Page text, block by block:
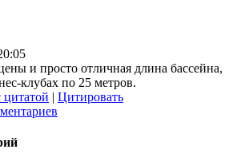
и просто отличная длина бассейна,
клубах по 25 метров.
цитатой | Цитировать